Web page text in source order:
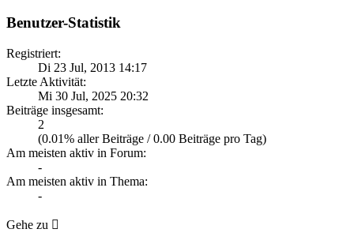
Benutzer-Statistik
Registriert:
Di 23 Jul, 2013 14:17
Letzte Aktivität:
Mi 30 Jul, 2025 20:32
Beiträge insgesamt:
2
(0.01% aller Beiträge / 0.00 Beiträge pro Tag)
Am meisten aktiv in Forum:
-
Am meisten aktiv in Thema:
-
Gehe zu